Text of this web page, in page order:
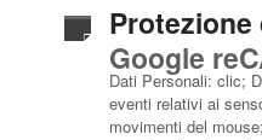
Protezione
Google
Dati Personali: clic;
eventi relativi ai
movimenti del